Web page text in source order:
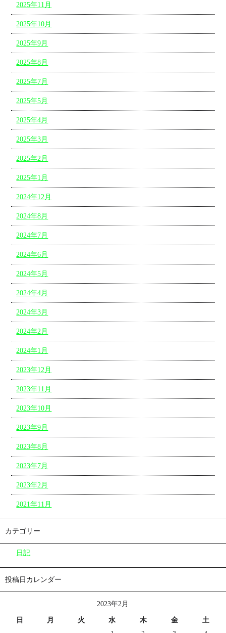
2025年11月
2025年10月
2025年9月
2025年8月
2025年7月
2025年5月
2025年4月
2025年3月
2025年2月
2025年1月
2024年12月
2024年8月
2024年7月
2024年6月
2024年5月
2024年4月
2024年3月
2024年2月
2024年1月
2023年12月
2023年11月
2023年10月
2023年9月
2023年8月
2023年7月
2023年2月
2021年11月
カテゴリー
日記
投稿日カレンダー
2023年2月
日 月 火 水 木 金
土